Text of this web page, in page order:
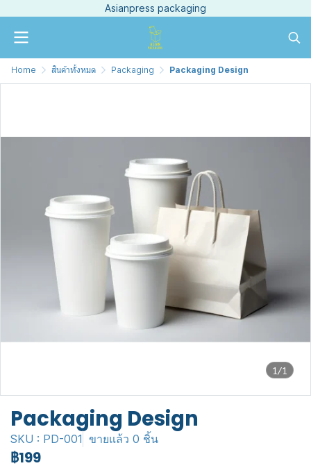
Asianpress packaging
Home สินค้าทั้งหมด Packaging Packaging Design
1/1
Packaging Design
SKU : PD-001 ขายแล้ว 0 ชิ้น
฿199